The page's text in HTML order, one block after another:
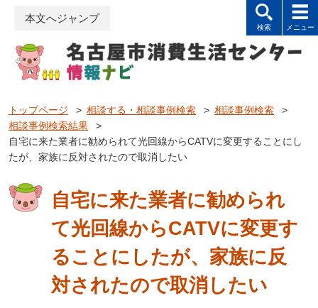
本文へジャンプ
トップページ > 相談する・相談事例検索 > 相談事例検索
>
相談事例検索結果
>
自宅に来た業者に勧められて光回線からCATVに変更することにし
たが、家族に反対されたので取消したい
自宅に来た業者に勧められ
て光回線からCATVに変更す
ることにしたが、家族に反
対されたので取消したい